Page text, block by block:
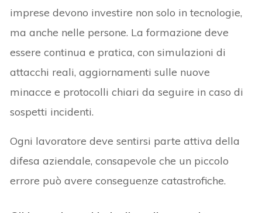
imprese devono investire non solo in tecnologie,
ma anche nelle persone. La formazione deve
essere continua e pratica, con simulazioni di
attacchi reali, aggiornamenti sulle nuove
minacce e protocolli chiari da seguire in caso di
sospetti incidenti.
Ogni lavoratore deve sentirsi parte attiva della
difesa aziendale, consapevole che un piccolo
errore può avere conseguenze catastrofiche.